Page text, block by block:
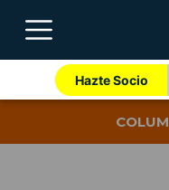
Hazte Socio